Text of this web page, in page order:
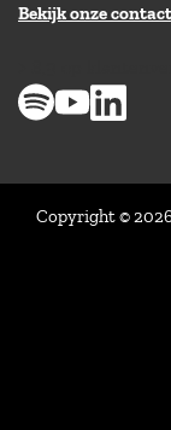
Bekijk onze
Copyright ©